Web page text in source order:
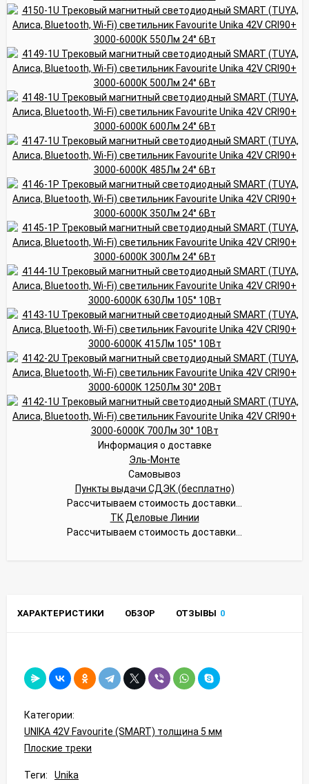
Информация о доставке
Эль-Монте
Самовывоз
Пункты выдачи СДЭК (бесплатно)
Рассчитываем стоимость доставки...
ТК Деловые Линии
Рассчитываем стоимость доставки...
ХАРАКТЕРИСТИКИ ОБЗОР ОТЗЫВЫ 0
Категории:
UNIKA 42V Favourite (SMART) толщина 5 мм
Плоские треки
Теги: Unika